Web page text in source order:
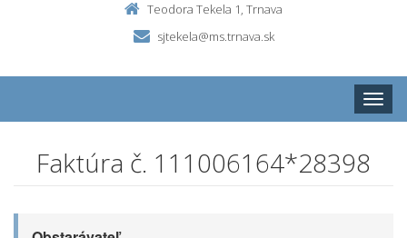
Teodora Tekela 1, Trnava
sjtekela@ms.trnava.sk
Toggle
Faktúra č. 111006164*28398